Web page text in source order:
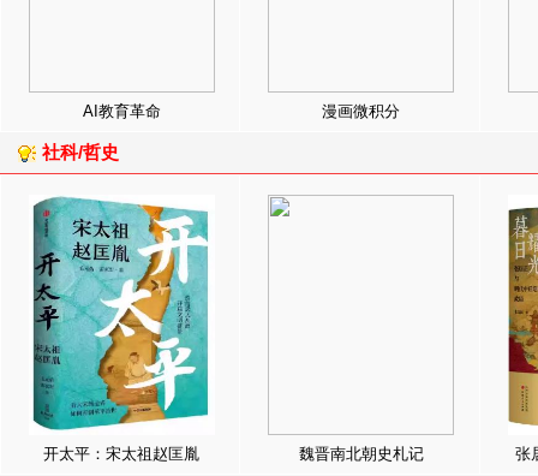
AI教育革命 漫画微积分
社科/哲史
开太平：宋太祖赵匡胤 魏晋南北朝史札记 张